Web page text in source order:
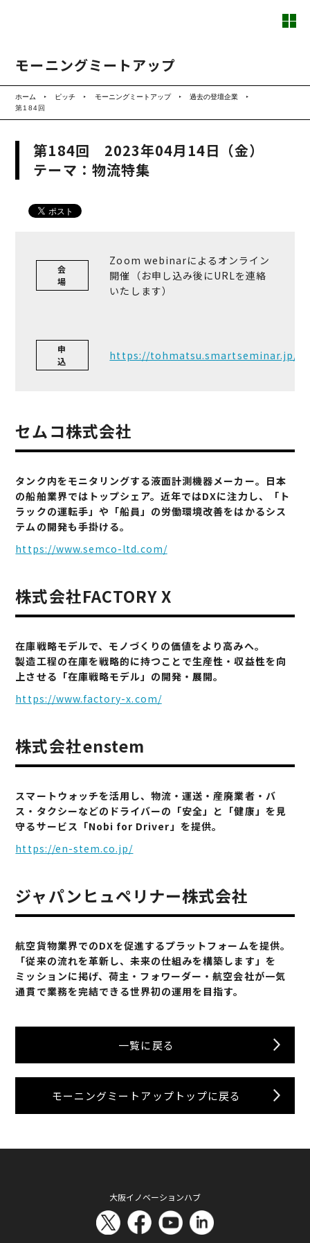
モーニングミートアップ
ホーム ピッチ モーニングミートアップ
過去の登壇企業
第184回
第184回 2023年04月14日（金）
テーマ：物流特集
会
場
Zoom webinarによるオンライン
開催（お申し込み後にURLを連絡
いたします）
申
込
https://tohmatsu.smartseminar.jp/
セムコ株式会社
タンク内をモニタリングする液面計測機器メーカー。日本
の船舶業界ではトップシェア。近年ではDXに注力し、「ト
ラックの運転手」や「船員」の労働環境改善をはかるシス
テムの開発も手掛ける。
https://www.semco-ltd.com/
株式会社FACTORY X
在庫戦略モデルで、モノづくりの価値をより高みへ。
製造工程の在庫を戦略的に持つことで生産性・収益性を向
上させる「在庫戦略モデル」の開発・展開。
https://www.factory-x.com/
株式会社enstem
スマートウォッチを活用し、物流・運送・産廃業者・バ
ス・タクシーなどのドライバーの「安全」と「健康」を見
守るサービス「Nobi for Driver」を提供。
https://en-stem.co.jp/
ジャパンヒュペリナー株式会社
航空貨物業界でのDXを促進するプラットフォームを提供。
「従来の流れを革新し、未来の仕組みを構築します」を
ミッションに掲げ、荷主・フォワーダー・航空会社が一気
通貫で業務を完結できる世界初の運用を目指す。
一覧に戻る
モーニングミートアップトップに戻る
大阪イノベーションハブ